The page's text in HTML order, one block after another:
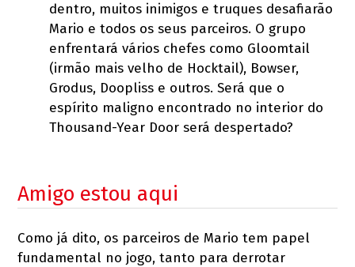
dentro, muitos inimigos e truques desafiarão
Mario e todos os seus parceiros. O grupo
enfrentará vários chefes como Gloomtail
(irmão mais velho de Hocktail), Bowser,
Grodus, Doopliss e outros. Será que o
espírito maligno encontrado no interior do
Thousand-Year Door será despertado?
Amigo estou aqui
Como já dito, os parceiros de Mario tem papel
fundamental no jogo, tanto para derrotar